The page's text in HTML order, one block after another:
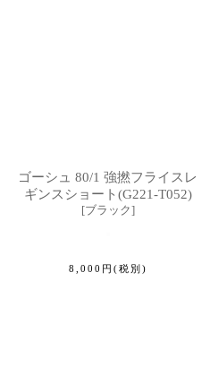
ゴーシュ 80/1 強撚フライスレ
ギンスショート(G221-T052)
[ブラック]
8,000 円 (税別)